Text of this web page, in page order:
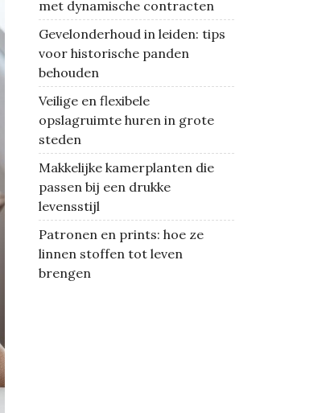
met dynamische contracten
Gevelonderhoud in leiden: tips
voor historische panden
behouden
Veilige en flexibele
opslagruimte huren in grote
steden
Makkelijke kamerplanten die
passen bij een drukke
levensstijl
Patronen en prints: hoe ze
linnen stoffen tot leven
brengen